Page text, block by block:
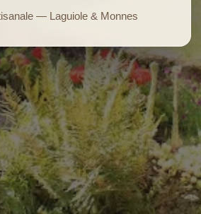
— Laguiole & Monnes